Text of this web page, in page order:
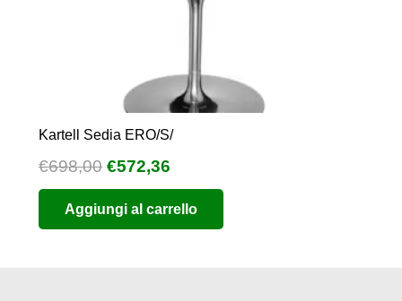
Kartell Sedia ERO/S/
€698,00 Il
prezzo
originale
era:
€572,36
prezzo
attuale
è:
Aggiungi al carrello